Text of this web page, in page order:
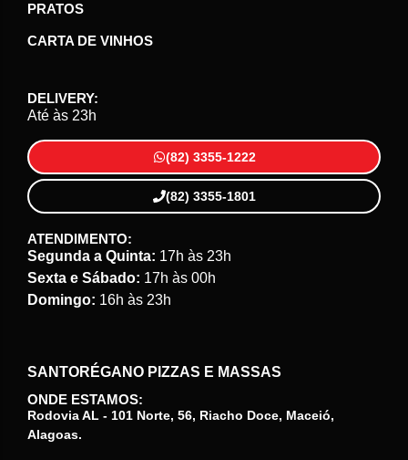
PRATOS
CARTA DE VINHOS
DELIVERY:
Até às 23h
(82) 3355-1222
(82) 3355-1801
ATENDIMENTO:
Segunda a Quinta: 17h às 23h
Sexta e Sábado: 17h às 00h
Domingo: 16h às 23h
SANTORÉGANO PIZZAS E MASSAS
ONDE ESTAMOS:
Rodovia AL - 101 Norte, 56, Riacho Doce, Maceió,
Alagoas.